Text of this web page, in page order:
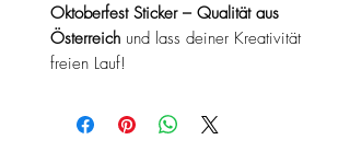
Oktoberfest Sticker – Qualität aus
Österreich und lass deiner Kreativität
freien Lauf!